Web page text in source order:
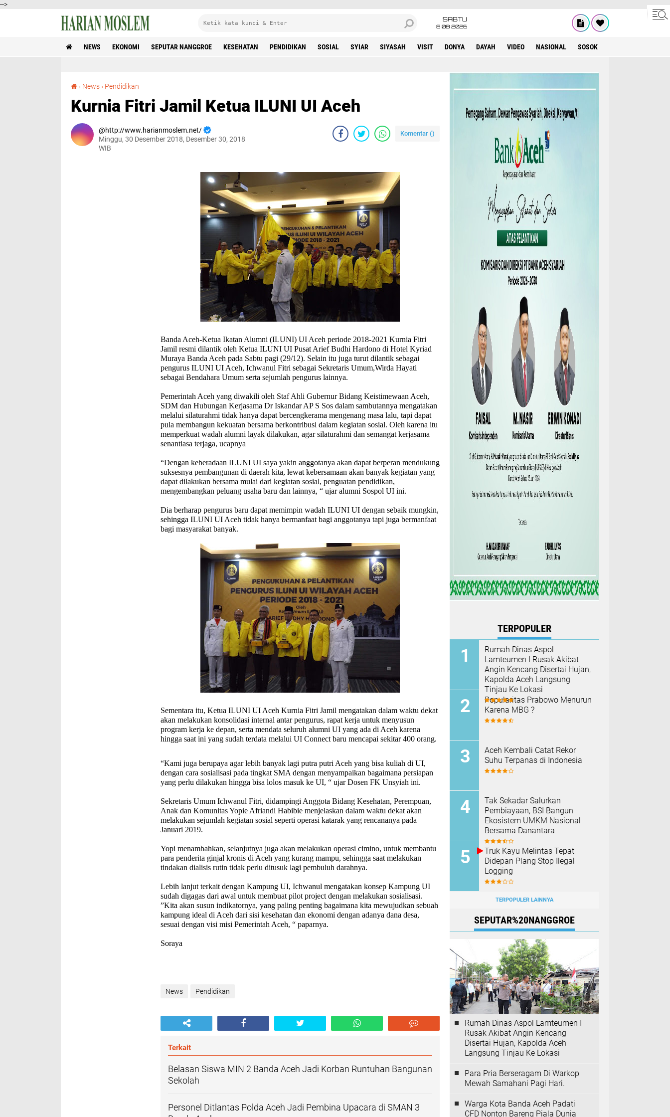
-->
SABTU
8 08 2026
NEWS EKONOMI SEPUTAR NANGGROE KESEHATAN PENDIDIKAN SOSIAL SYIAR SIYASAH VISIT DONYA DAYAH VIDEO NASIONAL SOSOK
› News › Pendidikan
Kurnia Fitri Jamil Ketua ILUNI UI Aceh
http://www.harianmoslem.net/
Minggu, 30 Desember 2018, Desember 30, 2018
WIB
Komentar ()
Banda Aceh-Ketua Ikatan Alumni (ILUNI) UI Aceh periode 2018-2021 Kurnia Fitri
Jamil resmi dilantik oleh Ketua ILUNI UI Pusat Arief Budhi Hardono di Hotel Kyriad
Muraya Banda Aceh pada Sabtu pagi (29/12). Selain itu juga turut dilantik sebagai
pengurus ILUNI UI Aceh, Ichwanul Fitri sebagai Sekretaris Umum,Wirda Hayati
sebagai Bendahara Umum serta sejumlah pengurus lainnya.
Pemerintah Aceh yang diwakili oleh Staf Ahli Gubernur Bidang Keistimewaan Aceh,
SDM dan Hubungan Kerjasama Dr Iskandar AP S Sos dalam sambutannya mengatakan
melalui silaturahmi tidak hanya dapat bercengkerama mengenang masa lalu, tapi dapat
pula membangun kekuatan bersama berkontribusi dalam kegiatan sosial. Oleh karena itu
memperkuat wadah alumni layak dilakukan, agar silaturahmi dan semangat kerjasama
senantiasa terjaga, ucapnya
“Dengan keberadaan ILUNI UI saya yakin anggotanya akan dapat berperan mendukung
suksesnya pembangunan di daerah kita, lewat kebersamaan akan banyak kegiatan yang
dapat dilakukan bersama mulai dari kegiatan sosial, penguatan pendidikan,
mengembangkan peluang usaha baru dan lainnya, “ ujar alumni Sospol UI ini.
Dia berharap pengurus baru dapat memimpin wadah ILUNI UI dengan sebaik mungkin,
sehingga ILUNI UI Aceh tidak hanya bermanfaat bagi anggotanya tapi juga bermanfaat
bagi masyarakat banyak.
Sementara itu, Ketua ILUNI UI Aceh Kurnia Fitri Jamil mengatakan dalam waktu dekat
akan melakukan konsolidasi internal antar pengurus, rapat kerja untuk menyusun
program kerja ke depan, serta mendata seluruh alumni UI yang ada di Aceh karena
hingga saat ini yang sudah terdata melalui UI Connect baru mencapai sekitar 400 orang.
“Kami juga berupaya agar lebih banyak lagi putra putri Aceh yang bisa kuliah di UI,
dengan cara sosialisasi pada tingkat SMA dengan menyampaikan bagaimana persiapan
yang perlu dilakukan hingga bisa lolos masuk ke UI, “ ujar Dosen FK Unsyiah ini.
Sekretaris Umum Ichwanul Fitri, didampingi Anggota Bidang Kesehatan, Perempuan,
Anak dan Komunitas Yopie Afriandi Habibie menjelaskan dalam waktu dekat akan
melakukan sejumlah kegiatan sosial seperti operasi katarak yang rencananya pada
Januari 2019.
Yopi menambahkan, selanjutnya juga akan melakukan operasi cimino, untuk membantu
para penderita ginjal kronis di Aceh yang kurang mampu, sehingga saat melakukan
tindakan dialisis rutin tidak perlu ditusuk lagi pembuluh darahnya.
Lebih lanjut terkait dengan Kampung UI, Ichwanul mengatakan konsep Kampung UI
sudah digagas dari awal untuk membuat pilot project dengan melakukan sosialisasi.
”Kita akan susun indikatornya, yang paling penting bagaimana kita mewujudkan sebuah
kampung ideal di Aceh dari sisi kesehatan dan ekonomi dengan adanya dana desa,
sesuai dengan visi misi Pemerintah Aceh, “ paparnya.
Soraya
News Pendidikan
Terkait
Belasan Siswa MIN 2 Banda Aceh Jadi Korban Runtuhan Bangunan
Sekolah
Personel Ditlantas Polda Aceh Jadi Pembina Upacara di SMAN 3
TERPOPULER
Rumah Dinas Aspol
Lamteumen I Rusak Akibat
Angin Kencang Disertai Hujan,
Kapolda Aceh Langsung
Tinjau Ke Lokasi
Popularitas Prabowo Menurun
Karena MBG ?
Aceh Kembali Catat Rekor
Suhu Terpanas di Indonesia
Tak Sekadar Salurkan
Pembiayaan, BSI Bangun
Ekosistem UMKM Nasional
Bersama Danantara
Truk Kayu Melintas Tepat
Didepan Plang Stop Ilegal
Logging
TERPOPULER LAINNYA
SEPUTAR%20NANGGROE
Rumah Dinas Aspol Lamteumen I
Rusak Akibat Angin Kencang
Disertai Hujan, Kapolda Aceh
Langsung Tinjau Ke Lokasi
Para Pria Berseragam Di Warkop
Mewah Samahani Pagi Hari.
Warga Kota Banda Aceh Padati
CFD Nonton Bareng Piala Dunia